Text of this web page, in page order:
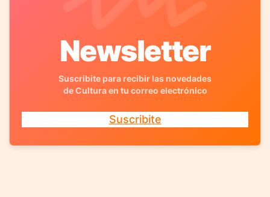
Newsletter
Suscribite para recibir las novedades
de Cultura en tu correo electrónico
Suscribite